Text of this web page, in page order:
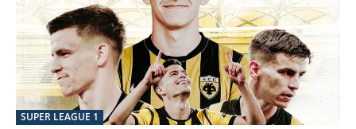
SUPER LEAGUE 1